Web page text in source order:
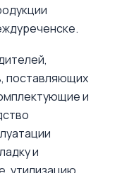
поставляющих
и
и